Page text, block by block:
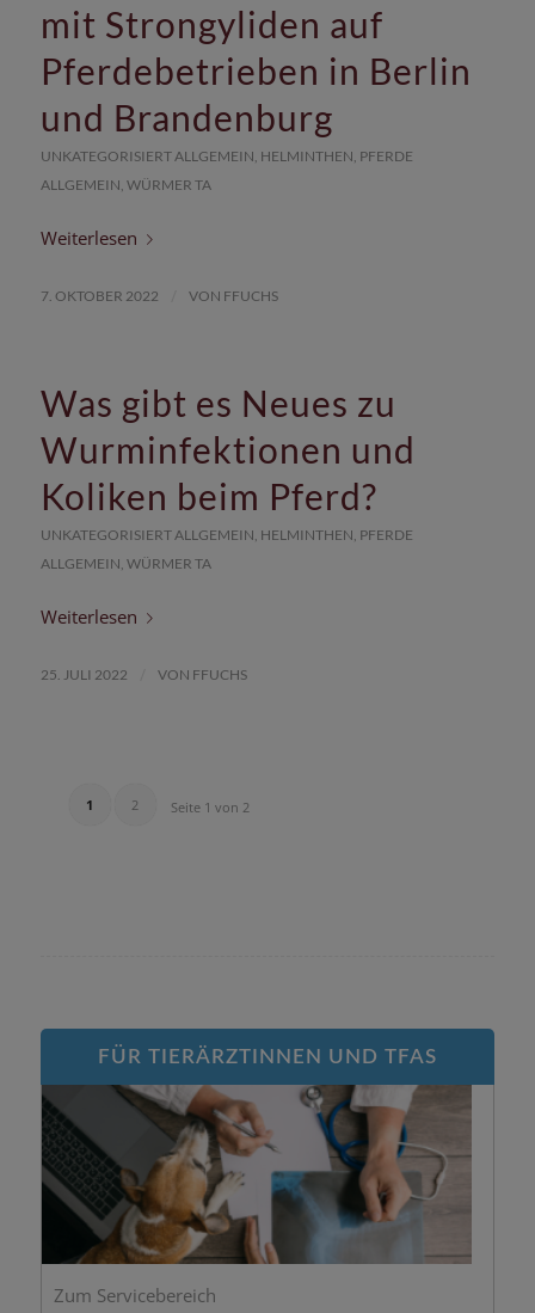
mit Strongyliden auf
Pferdebetrieben in Berlin
und Brandenburg
UNKATEGORISIERT ALLGEMEIN HELMINTHEN PFERDE
ALLGEMEIN WÜRMER TA
Weiterlesen
7. OKTOBER 2022 VON FFUCHS
Was gibt es Neues zu
Wurminfektionen und
Koliken beim Pferd?
UNKATEGORISIERT ALLGEMEIN HELMINTHEN PFERDE
ALLGEMEIN WÜRMER TA
Weiterlesen
25. JULI 2022 VON FFUCHS
Seite 1 von 2
1 2
FÜR TIERÄRZTINNEN UND TFAS
Zum Servicebereich